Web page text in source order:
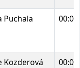
Puchala
Kozderová